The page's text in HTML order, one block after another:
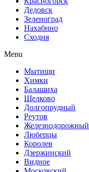
Дедовск
Зеленоград
Нахабино
Сходня
Menu
Мытищи
Химки
Балашиха
Щелково
Долгопрудный
Реутов
Железнодорожный
Люберцы
Королев
Дзержинский
Видное